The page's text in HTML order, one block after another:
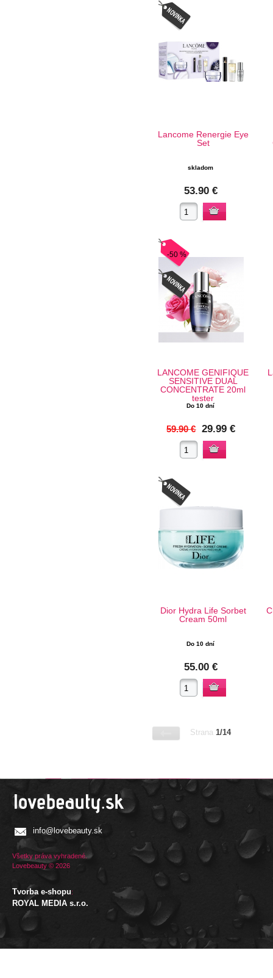
Lancome Renergie Eye
Set
skladom
53.90 €
-50 %
LANCOME GENIFIQUE
SENSITIVE DUAL
CONCENTRATE 20ml
tester
Do 10 dní
59.90 € 29.99 €
Dior Hydra Life Sorbet
Cream 50ml
Do 10 dní
55.00 €
Strana 1/14
info@lovebeauty.sk
Všetky práva vyhradené.
Lovebeauty © 2026
Tvorba e-shopu:
ROYAL MEDIA s.r.o.